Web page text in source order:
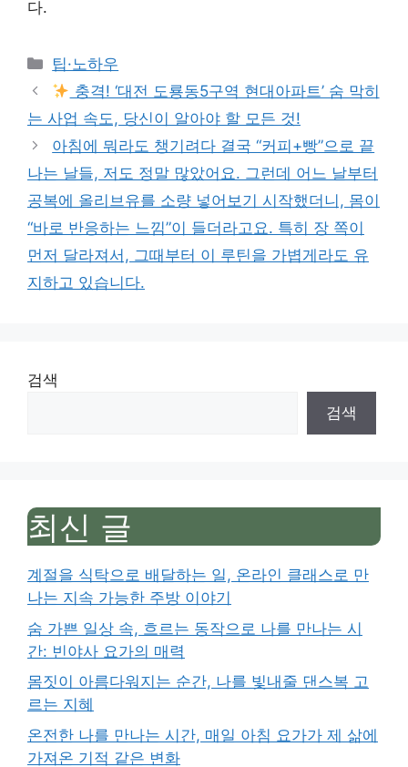
다.
Categories
팁·노하우
충격! ‘대전 도룡동5구역 현대아파트’ 숨 막히
는 사업 속도, 당신이 알아야 할 모든 것!
아침에 뭐라도 챙기려다 결국 “커피+빵”으로 끝
나는 날들, 저도 정말 많았어요. 그런데 어느 날부터
공복에 올리브유를 소량 넣어보기 시작했더니, 몸이
“바로 반응하는 느낌”이 들더라고요. 특히 장 쪽이
먼저 달라져서, 그때부터 이 루틴을 가볍게라도 유
지하고 있습니다.
검색
검색
최신 글
계절을 식탁으로 배달하는 일, 온라인 클래스로 만
나는 지속 가능한 주방 이야기
숨 가쁜 일상 속, 흐르는 동작으로 나를 만나는 시
간: 빈야사 요가의 매력
몸짓이 아름다워지는 순간, 나를 빛내줄 댄스복 고
르는 지혜
온전한 나를 만나는 시간, 매일 아침 요가가 제 삶에
가져온 기적 같은 변화